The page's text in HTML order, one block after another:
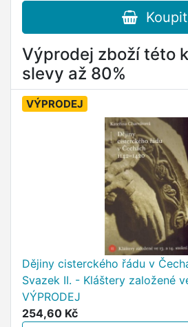
Koupit
Výprodej zboží této
slevy až 80%
VÝPRODEJ
Dějiny cisterckého řádu v
Svazek II. - Kláštery založené
VÝPRODEJ
254,60 Kč